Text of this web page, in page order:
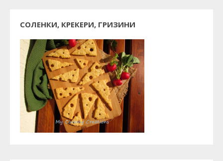
СОЛЕНКИ, КРЕКЕРИ, ГРИЗИНИ